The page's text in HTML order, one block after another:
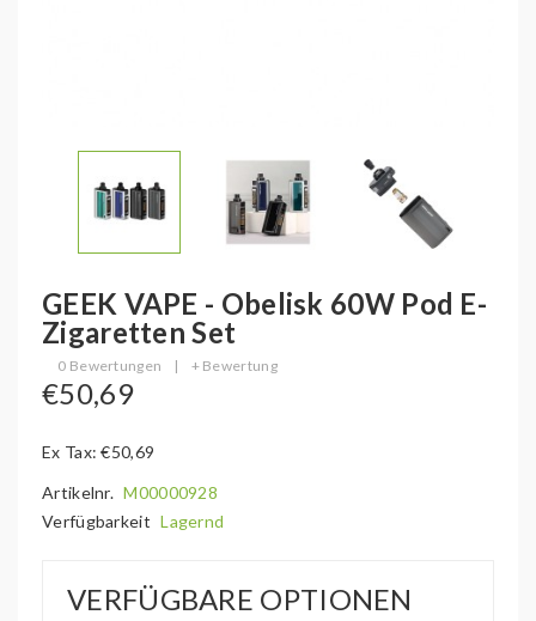
GEEK VAPE - Obelisk 60W Pod E-
Zigaretten Set
0 Bewertungen | + Bewertung
€50,69
Ex Tax: €50,69
Artikelnr. M00000928
Verfügbarkeit Lagernd
VERFÜGBARE OPTIONEN